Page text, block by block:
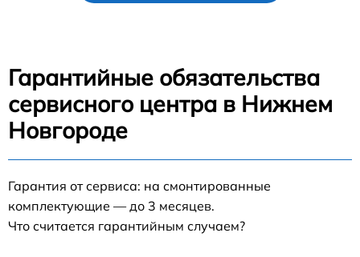
Гарантийные обязательства
сервисного центра в Нижнем
Новгороде
Гарантия от сервиса: на смонтированные
комплектующие — до 3 месяцев.
Что считается гарантийным случаем?